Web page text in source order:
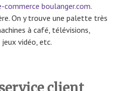
commerce boulanger.com.
On y trouve une palette très
à café, télévisions,
vidéo, etc.
client